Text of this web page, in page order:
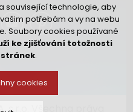
související technologie, aby
potřebám a vy na webu
Soubory cookies používané
ke zjišťování totožnosti
.
cookies
s.r.o. Všechna práva